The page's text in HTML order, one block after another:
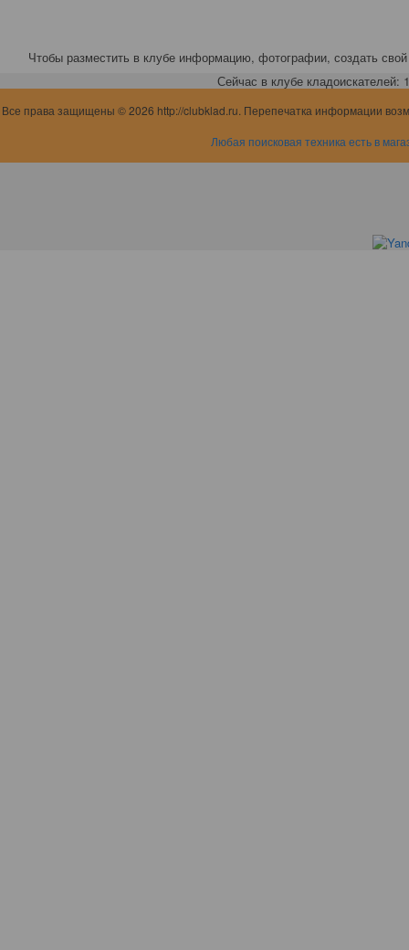
Чтобы разместить в клубе информацию, фотографии, создать свой
Сейчас в клубе кладоискателей:
Все права защищены © 2026 http://clubklad.ru. Перепечатка информации
Любая поисковая техника есть в